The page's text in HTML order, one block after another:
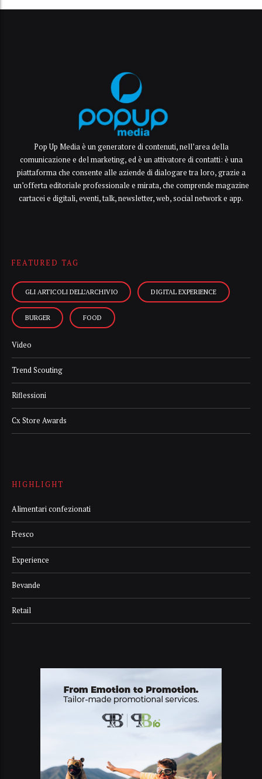
Pop Up Media è un generatore di contenuti, nell’area della
comunicazione e del marketing, ed è un attivatore di contatti: è una
piattaforma che consente alle aziende di dialogare tra loro, grazie a
un’offerta editoriale professionale e mirata, che comprende magazine
cartacei e digitali, eventi, talk, newsletter, web, social network e app.
FEATURED TAG
GLI ARTICOLI DELL’ARCHIVIO DIGITAL EXPERIENCE
BURGER FOOD
Video
Trend Scouting
Riflessioni
Cx Store Awards
HIGHLIGHT
Alimentari confezionati
Fresco
Experience
Bevande
Retail